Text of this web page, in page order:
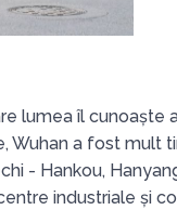
lumea îl cunoaște
Wuhan a fost mult
- Hankou,
industriale și